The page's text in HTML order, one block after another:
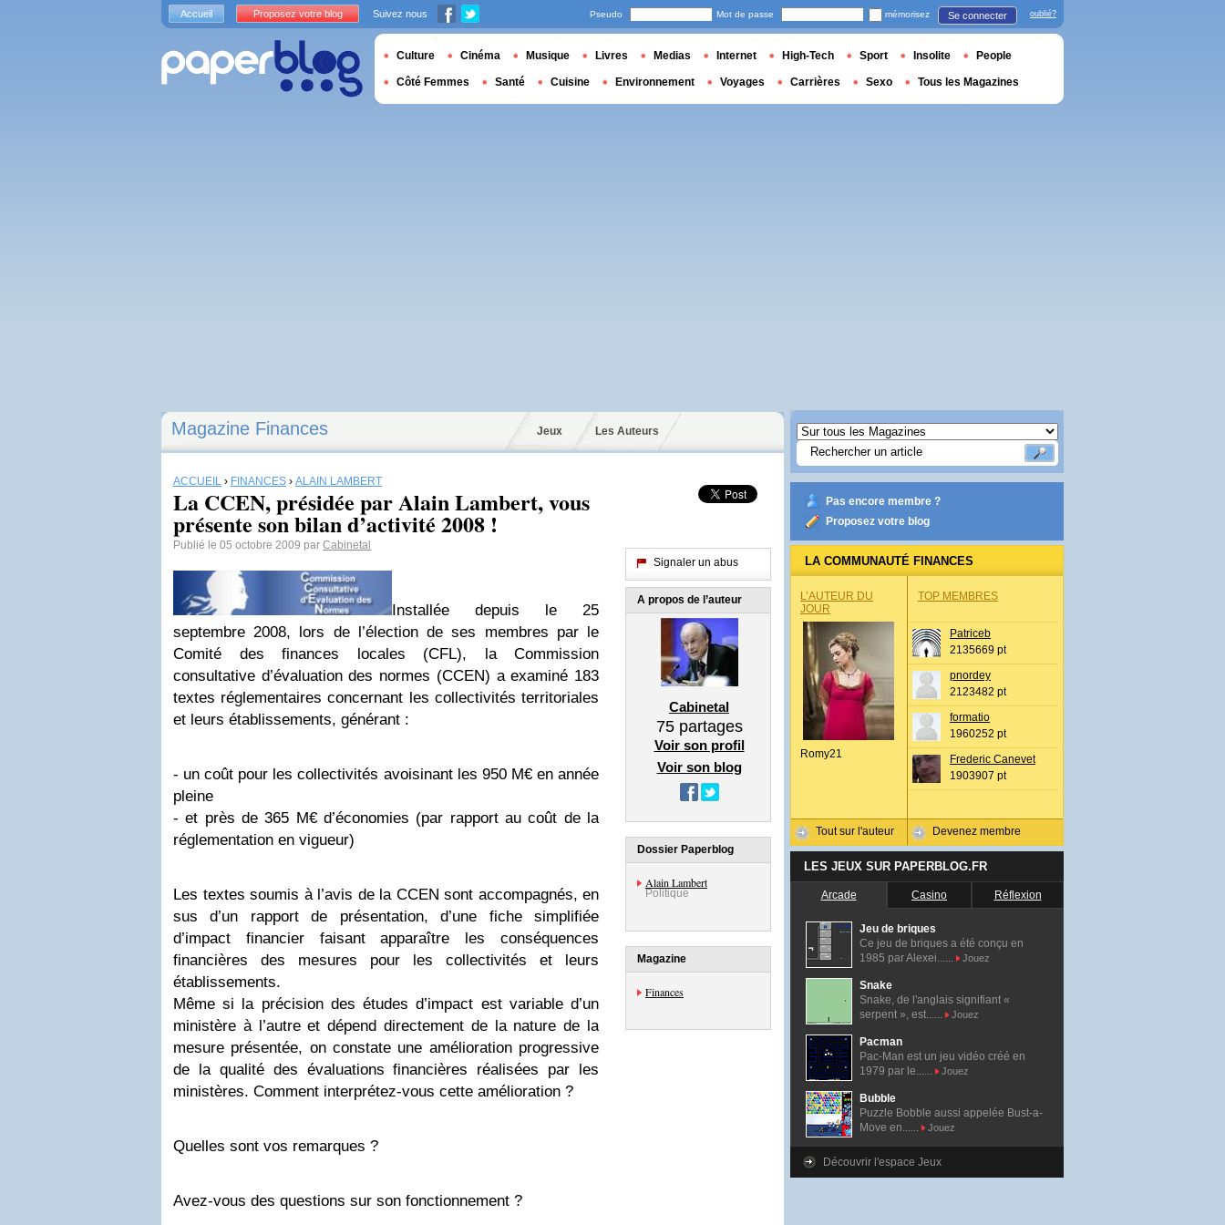
Magazine Finances Jeux Les Auteurs
ACCUEIL › FINANCES › ALAIN LAMBERT
La CCEN, présidée par Alain Lambert, vous
présente son bilan d’activité 2008 !
Publié le 05 octobre 2009 par Cabinetal
Installée depuis le 25
septembre 2008, lors de l’élection de ses membres par le
Comité des finances locales (CFL), la Commission
consultative d’évaluation des normes (CCEN) a examiné 183
textes réglementaires concernant les collectivités territoriales
et leurs établissements, générant :
- un coût pour les collectivités avoisinant les 950 M€ en année
pleine
- et près de 365 M€ d’économies (par rapport au coût de la
réglementation en vigueur)
Les textes soumis à l’avis de la CCEN sont accompagnés, en
sus d’un rapport de présentation, d’une fiche simplifiée
d’impact financier faisant apparaître les conséquences
financières des mesures pour les collectivités et leurs
établissements.
Même si la précision des études d’impact est variable d’un
ministère à l’autre et dépend directement de la nature de la
mesure présentée, on constate une amélioration progressive
de la qualité des évaluations financières réalisées par les
ministères. Comment interprétez-vous cette amélioration ?
Quelles sont vos remarques ?
Avez-vous des questions sur son fonctionnement ?
Signaler un abus
A propos de l’auteur
Cabinetal
75partages
Voir son profil
Voir son blog
Dossier Paperblog
Alain Lambert
Politique
Magazine
Finances
Pas encore membre ?
Proposez votre blog
LA COMMUNAUTÉ FINANCES
L’AUTEUR DU
JOUR
Romy21
Tout sur l'auteur
TOP MEMBRES
Patriceb
2135669 pt
pnordey
2123482 pt
formatio
1960252 pt
Frederic Canevet
1903907 pt
Devenez membre
LES JEUX SUR PAPERBLOG.FR
Arcade Casino Réflexion
Jeu de briques
Ce jeu de briques a été conçu en
1985 par Alexei......
Jouez
Snake
Snake, de l'anglais signifiant «
serpent », est......
Jouez
Pacman
Pac-Man est un jeu vidéo créé en
1979 par le......
Jouez
Bubble
Puzzle Bobble aussi appelée Bust-a-
Move en......
Jouez
Découvrir l'espace Jeux
Accueil Proposez votre blog Suivez nous Pseudo Mot de passe mémorisez Se connecter oublié?
Culture Cinéma Musique Livres Medias Internet High-Tech Sport Insolite People
Côté Femmes Santé Cuisine Environnement Voyages Carrières Sexo Tous les Magazines